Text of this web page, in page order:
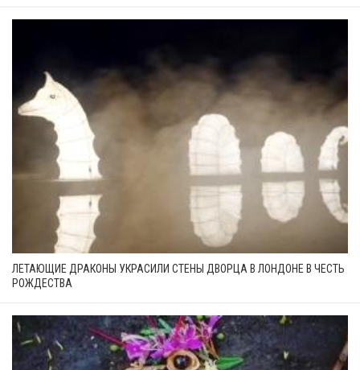
ЛЕТАЮЩИЕ ДРАКОНЫ УКРАСИЛИ СТЕНЫ ДВОРЦА В ЛОНДОНЕ В ЧЕСТЬ
РОЖДЕСТВА